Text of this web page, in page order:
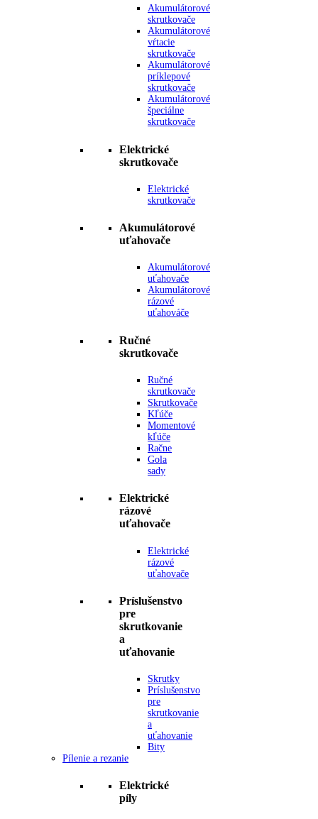
Akumulátorové
skrutkovače
Akumulátorové
vŕtacie
skrutkovače
Akumulátorové
príklepové
skrutkovače
Akumulátorové
špeciálne
skrutkovače
Elektrické
skrutkovače
Elektrické
skrutkovače
Akumulátorové
uťahovače
Akumulátorové
uťahovače
Akumulátorové
rázové
uťahováče
Ručné
skrutkovače
Ručné
skrutkovače
Skrutkovače
Kľúče
Momentové
kľúče
Račne
Gola
sady
Elektrické
rázové
uťahovače
Elektrické
rázové
uťahovače
Príslušenstvo
pre
skrutkovanie
a
uťahovanie
Skrutky
Príslušenstvo
pre
skrutkovanie
a
uťahovanie
Bity
Pílenie a rezanie
Elektrické
píly